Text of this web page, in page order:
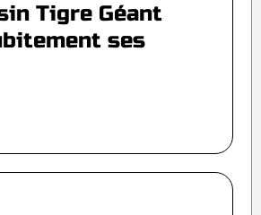
Tigre Géant
ses